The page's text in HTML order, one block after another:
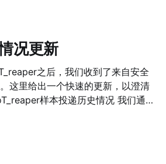
况更新
之后，我们收到了来自安全
这里给出一个快速的更新，以澄清